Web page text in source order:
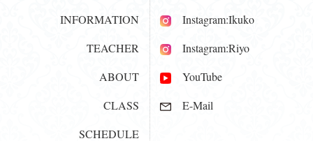
INFORMATION
TEACHER
ABOUT
CLASS
SCHEDULE
Instagram:Ikuko
Instagram:Riyo
YouTube
E-Mail